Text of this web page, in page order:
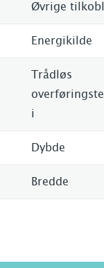
Øvrige
Energikilde
Trådløs
i
Dybde
Bredde